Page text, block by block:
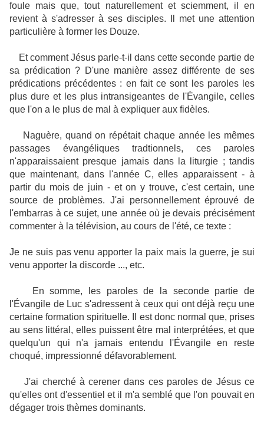
foule mais que, tout naturellement et sciemment, il en
revient à s'adresser à ses disciples. Il met une attention
particulière à former les Douze.
Et comment Jésus parle-t-il dans cette seconde partie de
sa prédication ? D'une manière assez différente de ses
prédications précédentes : en fait ce sont les paroles les
plus dure et les plus intransigeantes de l'Évangile, celles
que l'on a le plus de mal à expliquer aux fidèles.
Naguère, quand on répétait chaque année les mêmes
passages évangéliques tradtionnels, ces paroles
n'apparaissaient presque jamais dans la liturgie ; tandis
que maintenant, dans l'année C, elles apparaissent - à
partir du mois de juin - et on y trouve, c'est certain, une
source de problèmes. J'ai personnellement éprouvé de
l'embarras à ce sujet, une année où je devais précisément
commenter à la télévision, au cours de l'été, ce texte :
Je ne suis pas venu apporter la paix mais la guerre, je sui
venu apporter la discorde ..., etc.
En somme, les paroles de la seconde partie de
l'Évangile de Luc s'adressent à ceux qui ont déjà reçu une
certaine formation spirituelle. Il est donc normal que, prises
au sens littéral, elles puissent être mal interprétées, et que
quelqu'un qui n'a jamais entendu l'Évangile en reste
choqué, impressionné défavorablement.
J'ai cherché à cerener dans ces paroles de Jésus ce
qu'elles ont d'essentiel et il m'a semblé que l'on pouvait en
dégager trois thèmes dominants.